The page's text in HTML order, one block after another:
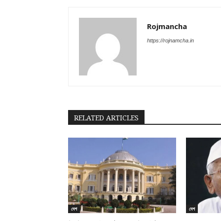
Rojmancha
https://rojnamcha.in
RELATED ARTICLES
দেশ দেশ